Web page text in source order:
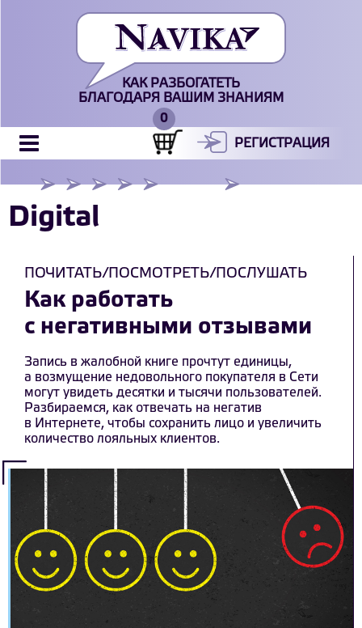
КАК РАЗБОГАТЕТЬ
БЛАГОДАРЯ ВАШИМ ЗНАНИЯМ
РЕГИСТРАЦИЯ
Digital
ПОЧИТАТЬ/ПОСМОТРЕТЬ/ПОСЛУШАТЬ
Как работать
с негативными отзывами
Запись в жалобной книге прочтут единицы,
а возмущение недовольного покупателя в Сети
могут увидеть десятки и тысячи пользователей.
Разбираемся, как отвечать на негатив
в Интернете, чтобы сохранить лицо и увеличить
количество лояльных клиентов.